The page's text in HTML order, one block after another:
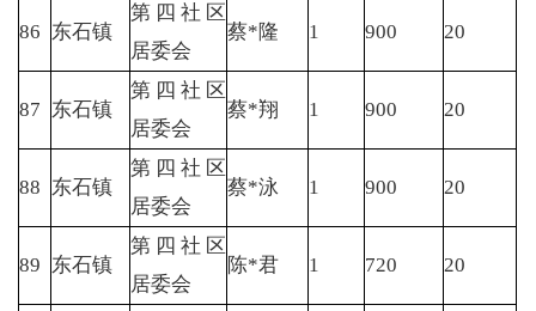
86 东石镇
第四社区
居委会
蔡*隆 1 900 20
87 东石镇
第四社区
居委会
蔡*翔 1 900 20
88 东石镇
第四社区
居委会
蔡*泳 1 900 20
89 东石镇
第四社区
居委会
陈*君 1 720 20